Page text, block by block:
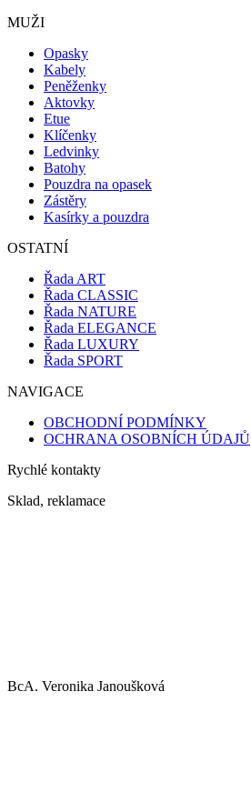
MUŽI
Opasky
Kabely
Peněženky
Aktovky
Etue
Klíčenky
Ledvinky
Batohy
Pouzdra na opasek
Zástěry
Kasírky a pouzdra
OSTATNÍ
Řada ART
Řada CLASSIC
Řada NATURE
Řada ELEGANCE
Řada LUXURY
Řada SPORT
NAVIGACE
OBCHODNÍ PODMÍNKY
OCHRANA OSOBNÍCH ÚDAJŮ
Rychlé kontakty
Sklad, reklamace
BcA. Veronika Janoušková